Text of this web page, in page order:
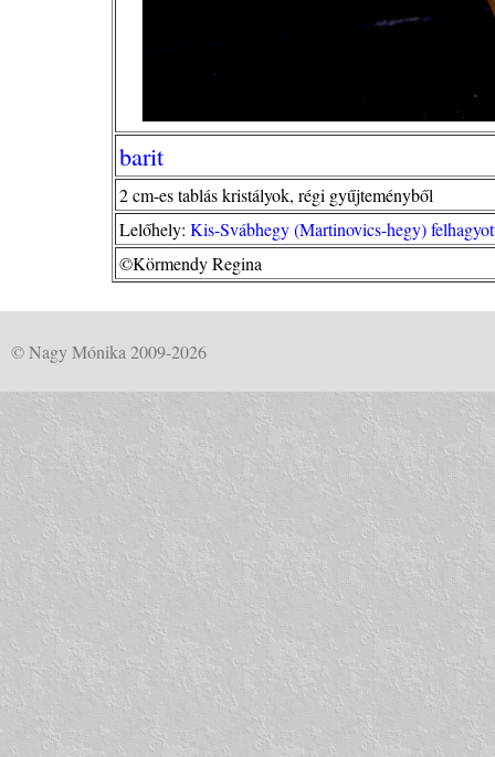
barit
2 cm-es tablás kristályok, régi gyűjteményből
Lelőhely: Kis-Svábhegy (Martinovics-hegy)
©Körmendy Regina
© Nagy Mónika 2009-2026